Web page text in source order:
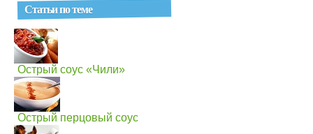
Статьи по теме
Острый соус «Чили»
Острый перцовый соус